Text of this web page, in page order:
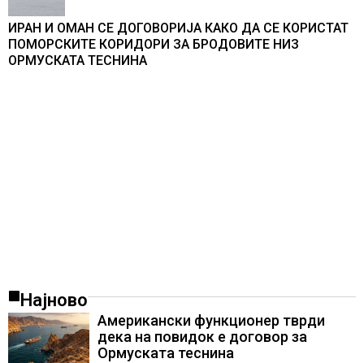
ИРАН И ОМАН СЕ ДОГОВОРИЈА КАКО ДА СЕ КОРИСТАТ
ПОМОРСКИТЕ КОРИДОРИ ЗА БРОДОВИТЕ НИЗ
ОРМУСКАТА ТЕСНИНА
Најново
Американски функционер тврди
дека на повидок е договор за
Ормуската теснина